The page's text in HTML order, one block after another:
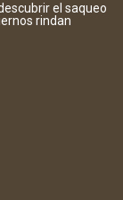
el saqueo
rindan